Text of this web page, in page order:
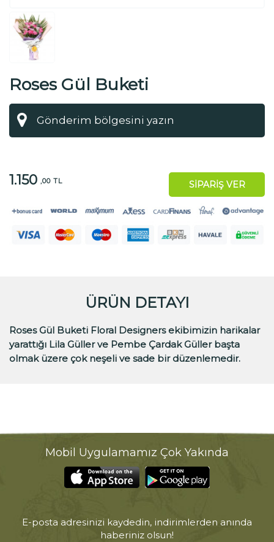
Roses Gül Buketi
1.150 ,00 TL SİPARİŞ VER
ÜRÜN DETAYI
Roses Gül Buketi Floral Designers ekibimizin harikalar
yarattığı Lila Güller ve Pembe Çardak Güller başta
olmak üzere çok neşeli ve sade bir düzenlemedir.
Mobil Uygulamamız Çok Yakında
E-posta adresinizi kaydedin, indirimlerden anında
haberiniz olsun!